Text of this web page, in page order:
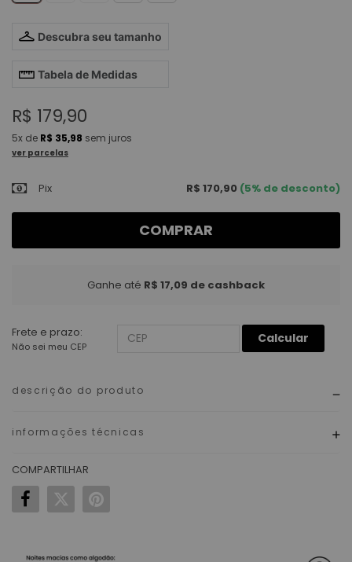
Descubra seu tamanho
Tabela de Medidas
R$ 179,90
5x de R$ 35,98 sem juros
ver parcelas
Pix R$ 170,90 (5% de desconto)
COMPRAR
Ganhe até R$ 17,09 de cashback
Frete e prazo:
Não sei meu CEP
Calcular
descrição do produto
informações técnicas
COMPARTILHAR